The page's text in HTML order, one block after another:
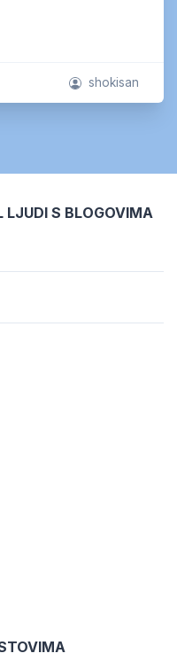
shokisan
LJUDI S BLOGOVIMA